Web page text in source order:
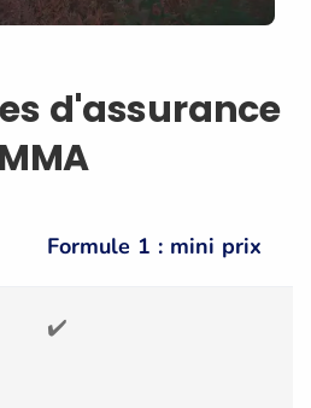
d'assurance
Formule 1 : mini prix
✔️